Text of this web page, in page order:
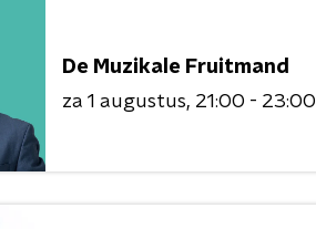
De Muzikale Fruitmand
za 1 augustus 21:00 - 23:00